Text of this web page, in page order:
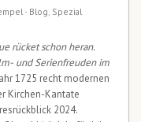
- Blog Spezial
rücket schon heran.
und Serienfreuden im
1725 recht modernen
Kirchen-Kantate
2024.